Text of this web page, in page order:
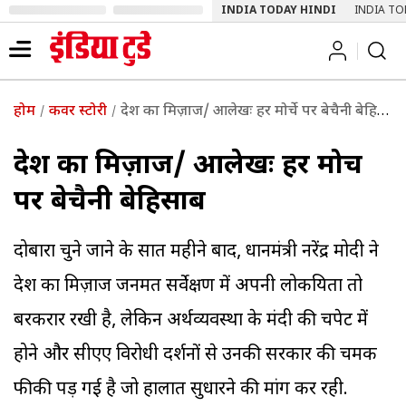
INDIA TODAY HINDI INDIA
होम कवर स्टोरी देश का मिज़ाज/ आलेखः हर मोर्चे पर बेचैनी बेहिसाब
देश का मिज़ाज/ आलेखः हर मोर्चे
पर बेचैनी बेहिसाब
दोबारा चुने जाने के सात महीने बाद, प्रधानमंत्री नरेंद्र मोदी ने
देश का मिज़ाज जनमत सर्वेक्षण में अपनी लोकप्रियता तो
बरकरार रखी है, लेकिन अर्थव्यवस्था के मंदी की चपेट में
होने और सीएए विरोधी प्रदर्शनों से उनकी सरकार की चमक
फीकी पड़ गई है जो हालात सुधारने की मांग कर रही.